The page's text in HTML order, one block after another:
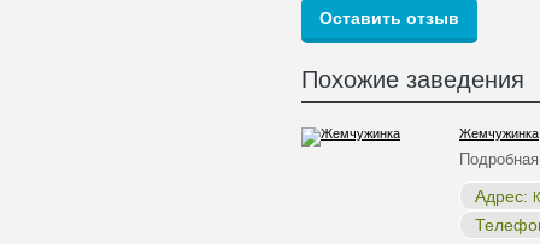
Похожие заведения
Жемчужинка
Адрес: